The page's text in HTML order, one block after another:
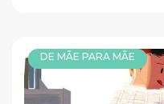
DE MÃE PARA MÃE